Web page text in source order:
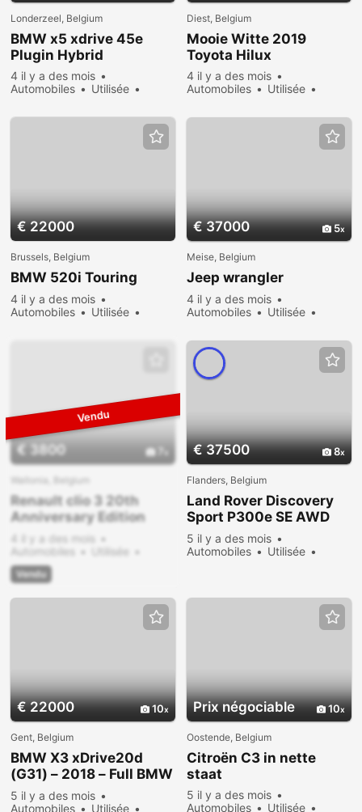
Londerzeel, Belgium
BMW x5 xdrive 45e
Plugin Hybrid
4 il y a des mois
Automobiles
Utilisée
Diest, Belgium
Mooie Witte 2019
Toyota Hilux
4 il y a des mois
Automobiles
Utilisée
€ 22000
Brussels, Belgium
BMW 520i Touring
4 il y a des mois
Automobiles
Utilisée
€ 37000 5
Meise, Belgium
Jeep wrangler
4 il y a des mois
Automobiles
Utilisée
€ 3800
Wallonia, Belgium
Renault clio 3 20th
Anniversary Edition
(special editio 4
cylinder)
4 il y a des mois
Automobiles
Utilisée
Vendre
Vendu
€ 37500 8
Flanders, Belgium
Land Rover Discovery
Sport P300e SE AWD
Auto. 20.5MY
5 il y a des mois
Automobiles
Utilisée
€ 22000 10
Gent, Belgium
BMW X3 xDrive20d
(G31) – 2018 – Full BMW
History
5 il y a des mois
Automobiles
Utilisée
Prix ​​négociable 10
Oostende, Belgium
Citroën C3 in nette
staat
5 il y a des mois
Automobiles
Utilisée